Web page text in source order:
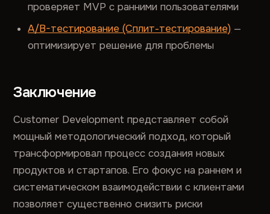
проверяет MVP с ранними пользователями
A/B-тестирование (Сплит-тестирование) —
оптимизирует решение для проблемы
Заключение
Customer Development представляет собой
мощный методологический подход, который
трансформировал процесс создания новых
продуктов и стартапов. Его фокус на раннем и
систематическом взаимодействии с клиентами
позволяет существенно снизить риски